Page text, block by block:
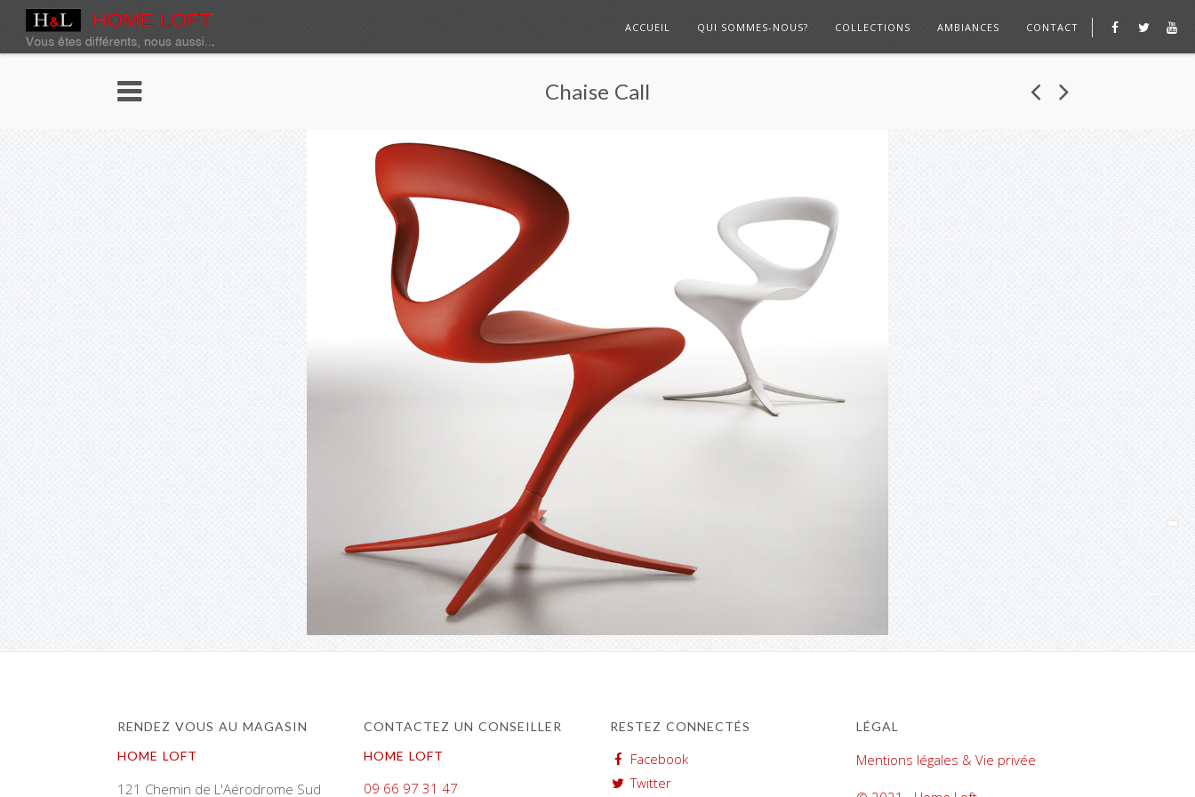
ACCUEIL QUI SOMMES-NOUS? COLLECTIONS AMBIANCES CONTACT
Chaise Call
RENDEZ VOUS AU MAGASIN
HOME LOFT
121 Chemin de L'Aérodrome Sud
CONTACTEZ UN CONSEILLER
HOME LOFT
09 66 97 31 47
RESTEZ CONNECTÉS
Facebook
Twitter
LÉGAL
Mentions légales & Vie privée